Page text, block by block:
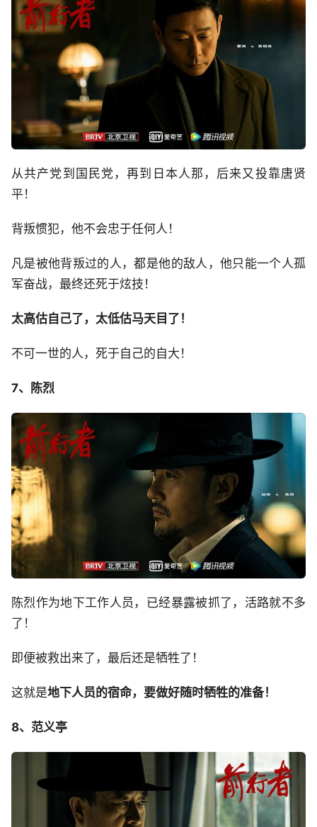
从共产党到国民党，再到日本人那，后来又投靠唐贤
平！
背叛惯犯，他不会忠于任何人！
凡是被他背叛过的人，都是他的敌人，他只能一个人孤
军奋战，最终还死于炫技！
太高估自己了，太低估马天目了！
不可一世的人，死于自己的自大！
7、陈烈
陈烈作为地下工作人员，已经暴露被抓了，活路就不多
了！
即便被救出来了，最后还是牺牲了！
这就是地下人员的宿命，要做好随时牺牲的准备！
8、范义亭